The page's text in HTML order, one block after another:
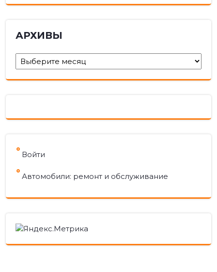
АРХИВЫ
Архивы
Войти
Автомобили: ремонт и обслуживание